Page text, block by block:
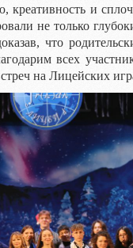
креативность и
не только
что
всех
на Лицейских